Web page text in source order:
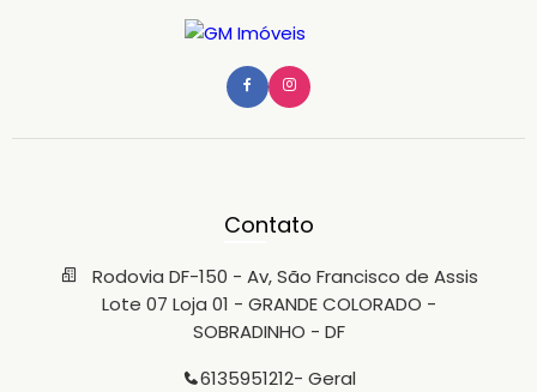
Contato
Rodovia DF-150 - Av, São Francisco de Assis
Lote 07 Loja 01 - GRANDE COLORADO -
SOBRADINHO - DF
6135951212- Geral